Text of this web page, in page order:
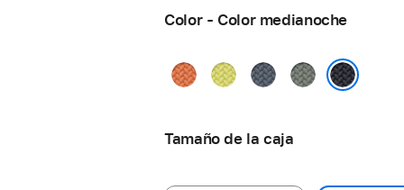
Color - Color medianoche
CúrcumaAmarilloAzul
Gris
verdoso
Tamaño de la caja